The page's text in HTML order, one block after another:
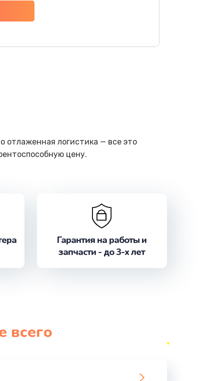
отлаженная логистика — все это
цену.
Гарантия на работы и
запчасти - до 3-х лет
всего